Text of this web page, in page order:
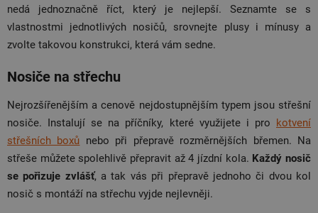
nedá jednoznačně říct, který je nejlepší. Seznamte se s
vlastnostmi jednotlivých nosičů, srovnejte plusy i mínusy a
zvolte takovou konstrukci, která vám sedne.
Nosiče na střechu
Nejrozšířenějším a cenově nejdostupnějším typem jsou střešní
nosiče. Instalují se na příčníky, které využijete i pro kotvení
střešních boxů nebo při přepravě rozměrnějších břemen. Na
střeše můžete spolehlivě přepravit až 4 jízdní kola. Každý nosič
se pořizuje zvlášť, a tak vás při přepravě jednoho či dvou kol
nosič s montáží na střechu vyjde nejlevněji.